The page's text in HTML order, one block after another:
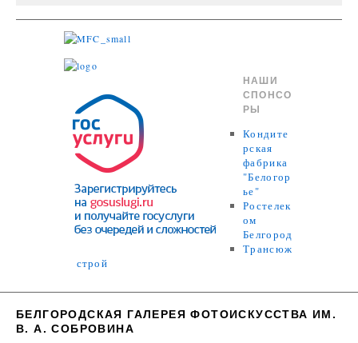
НАШИ
СПОНСО
РЫ
Кондите
рская
фабрика
"Белогор
ье"
Ростелек
ом
Белгород
Трансюж
строй
БЕЛГОРОДСКАЯ ГАЛЕРЕЯ ФОТОИСКУССТВА ИМ.
В. А. СОБРОВИНА